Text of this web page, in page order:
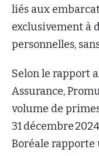
liés aux
exclusivement à
personnelles,
Selon le rapport
Assurance,
volume de
31 décembre
Boréale rapporte